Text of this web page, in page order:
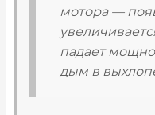
мотора —
падает
дым в